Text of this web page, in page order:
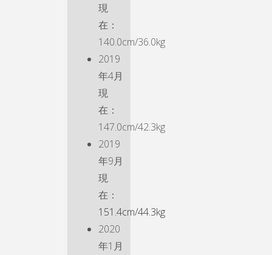
現
在：
140.0cm/36.0kg
2019
年4月
現
在：
147.0cm/42.3kg
2019
年9月
現
在：
151.4cm/44.3kg
2020
年1月